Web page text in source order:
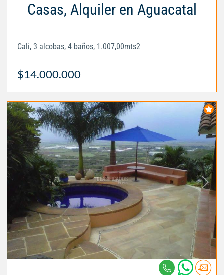
Casas, Alquiler en Aguacatal
Cali, 3 alcobas, 4 baños, 1.007,00mts2
$14.000.000